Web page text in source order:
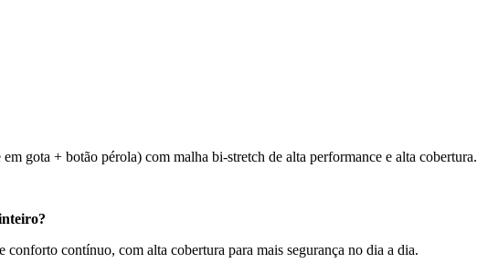
gota + botão pérola) com malha bi-stretch de alta performance e alta cobertura.
contínuo, com alta cobertura para mais segurança no dia a dia.